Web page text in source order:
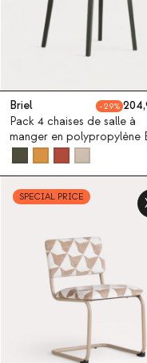
Briel 29
Pack 4 chaises de salle à
manger en polypropylène
SPECIAL PRICE